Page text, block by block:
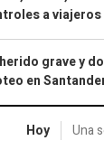
a
grave y
en
Hoy Una